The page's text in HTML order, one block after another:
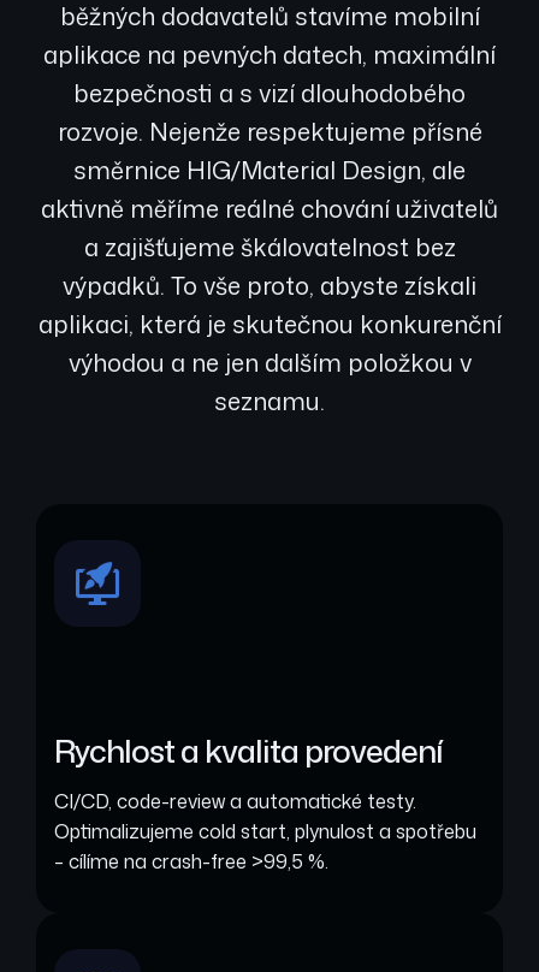
běžných dodavatelů stavíme mobilní
aplikace na pevných datech, maximální
bezpečnosti a s vizí dlouhodobého
rozvoje. Nejenže respektujeme přísné
směrnice HIG/Material Design, ale
aktivně měříme reálné chování uživatelů
a zajišťujeme škálovatelnost bez
výpadků. To vše proto, abyste získali
aplikaci, která je skutečnou konkurenční
výhodou a ne jen dalším položkou v
seznamu.
Rychlost a kvalita provedení
CI/CD, code-review a automatické testy.
Optimalizujeme cold start, plynulost a spotřebu
– cílíme na crash-free >99,5 %.